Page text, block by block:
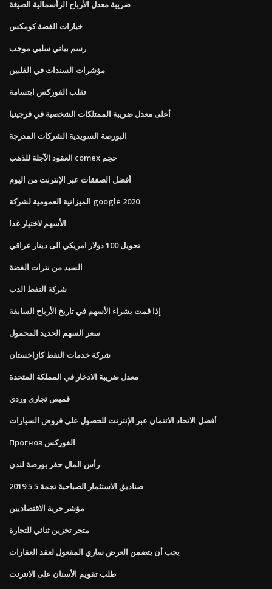
ضريبة معدل الأرباح الرأسمالية الصيغة
خيارات الفضة كومكس
رسم بياني سلبي موجب
مؤشرات السندات في الفلبين
تقلب الفوركس ابتسامة
أعلى معدل ضريبة الممتلكات الشخصية في فرجينيا
البورصة السويدية الشركات المدرجة
العقود الآجلة للذهب comex حجم
أفضل الصفقات عبر الإنترنت من اليوم
الميزانية العمومية لشركة google 2020
الأسهم لاختيار غدا
تحويل 100 دولار امريكي الى دينار عراقي
السيد من نترات الفضة
شركة النفط الدب
إذا قمت بشراء الأسهم في تاريخ الأرباح السابقة
سعر السهم الحديد المحمول
شركة خدمات النفط كازاخستان
معدل ضريبة الادخار في المملكة المتحدة
قميص تجارى وردي
أفضل الاتحاد الائتمان عبر الإنترنت للحصول على قروض السيارات
Прогноз الفوركس
رأس المال حفر بورصة لندن
صناديق الاستثمار الصباحية نجمة 5 5 2019
مؤشر حرية الاقتصاديين
متجر تخزين ثنائي للتجارة
يجب أن يتضمن العرض ساري المفعول لعقد العقارات
طلب تقويم الأسنان على الانترنت